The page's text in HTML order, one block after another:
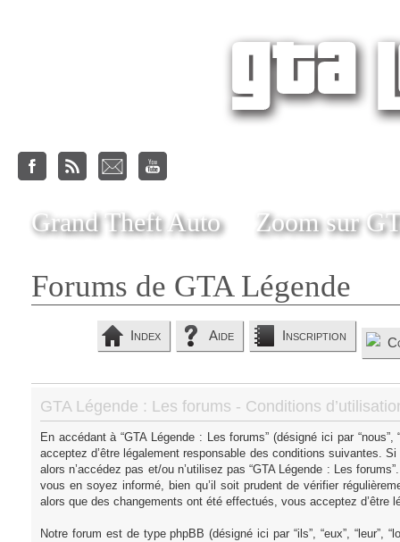
Grand Theft Auto Zoom sur
Forums de GTA Légende
Index Aide Inscription
GTA Légende : Les forums - Conditions
En accédant à “GTA Légende : Les forums” (désigné ici par
acceptez d’être légalement responsable des conditions suivantes.
alors n’accédez pas et/ou n’utilisez pas “GTA Légende : Les
vous en soyez informé, bien qu’il soit prudent de vérifier
alors que des changements ont été effectués, vous acceptez
Notre forum est de type phpBB (désigné ici par “ils”, “eux”, “leur”,